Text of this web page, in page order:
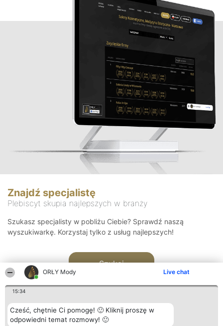
ORŁY Mody Live chat
15:34
Cześć, chętnie Ci pomogę! 🙂 Kliknij proszę w
odpowiedni temat rozmowy! 🙂
Znajdź specjalistę
Plebiscyt skupia najlepszych w branży
Szukasz specjalisty w pobliżu Ciebie? Sprawdź naszą
wyszukiwarkę. Korzystaj tylko z usług najlepszych!
Szukaj